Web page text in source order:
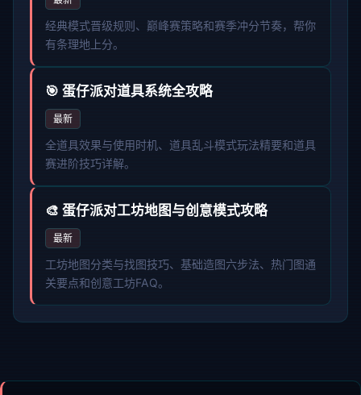
经典模式晋级规则、巅峰赛策略和赛季冲分节奏，帮你
有条理地上分。
🎯 蛋仔派对道具系统全攻略
最新
全道具效果与使用时机、道具乱斗模式玩法精要和道具
赛进阶技巧详解。
🎨 蛋仔派对工坊地图与创意模式攻略
最新
工坊地图分类与找图技巧、基础造图六步法、热门图通
关要点和创意工坊FAQ。